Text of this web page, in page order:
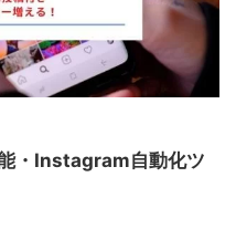
・Instagram自動化ツ